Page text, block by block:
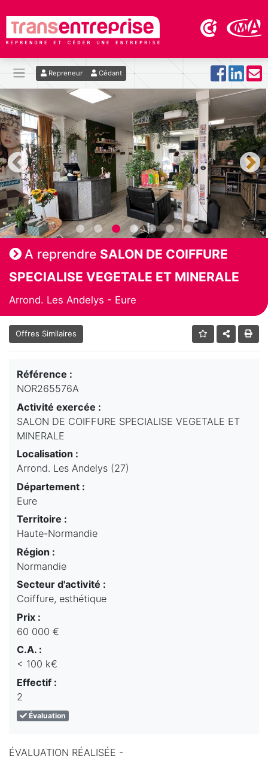
Repreneur Cédant
A reprendre SALON DE COIFFURE
SPECIALISE VEGETALE ET MINERALE
Arrond. Les Andelys - Eure
Offres Similaires
Référence :
NOR265576A
Activité exercée :
SALON DE COIFFURE SPECIALISE VEGETALE ET
MINERALE
Localisation :
Arrond. Les Andelys (27)
Département :
Eure
Territoire :
Haute-Normandie
Région :
Normandie
Secteur d'activité :
Coiffure, esthétique
Prix :
60 000 €
C.A. :
< 100 k€
Effectif :
2
Évaluation
ÉVALUATION RÉALISÉE -